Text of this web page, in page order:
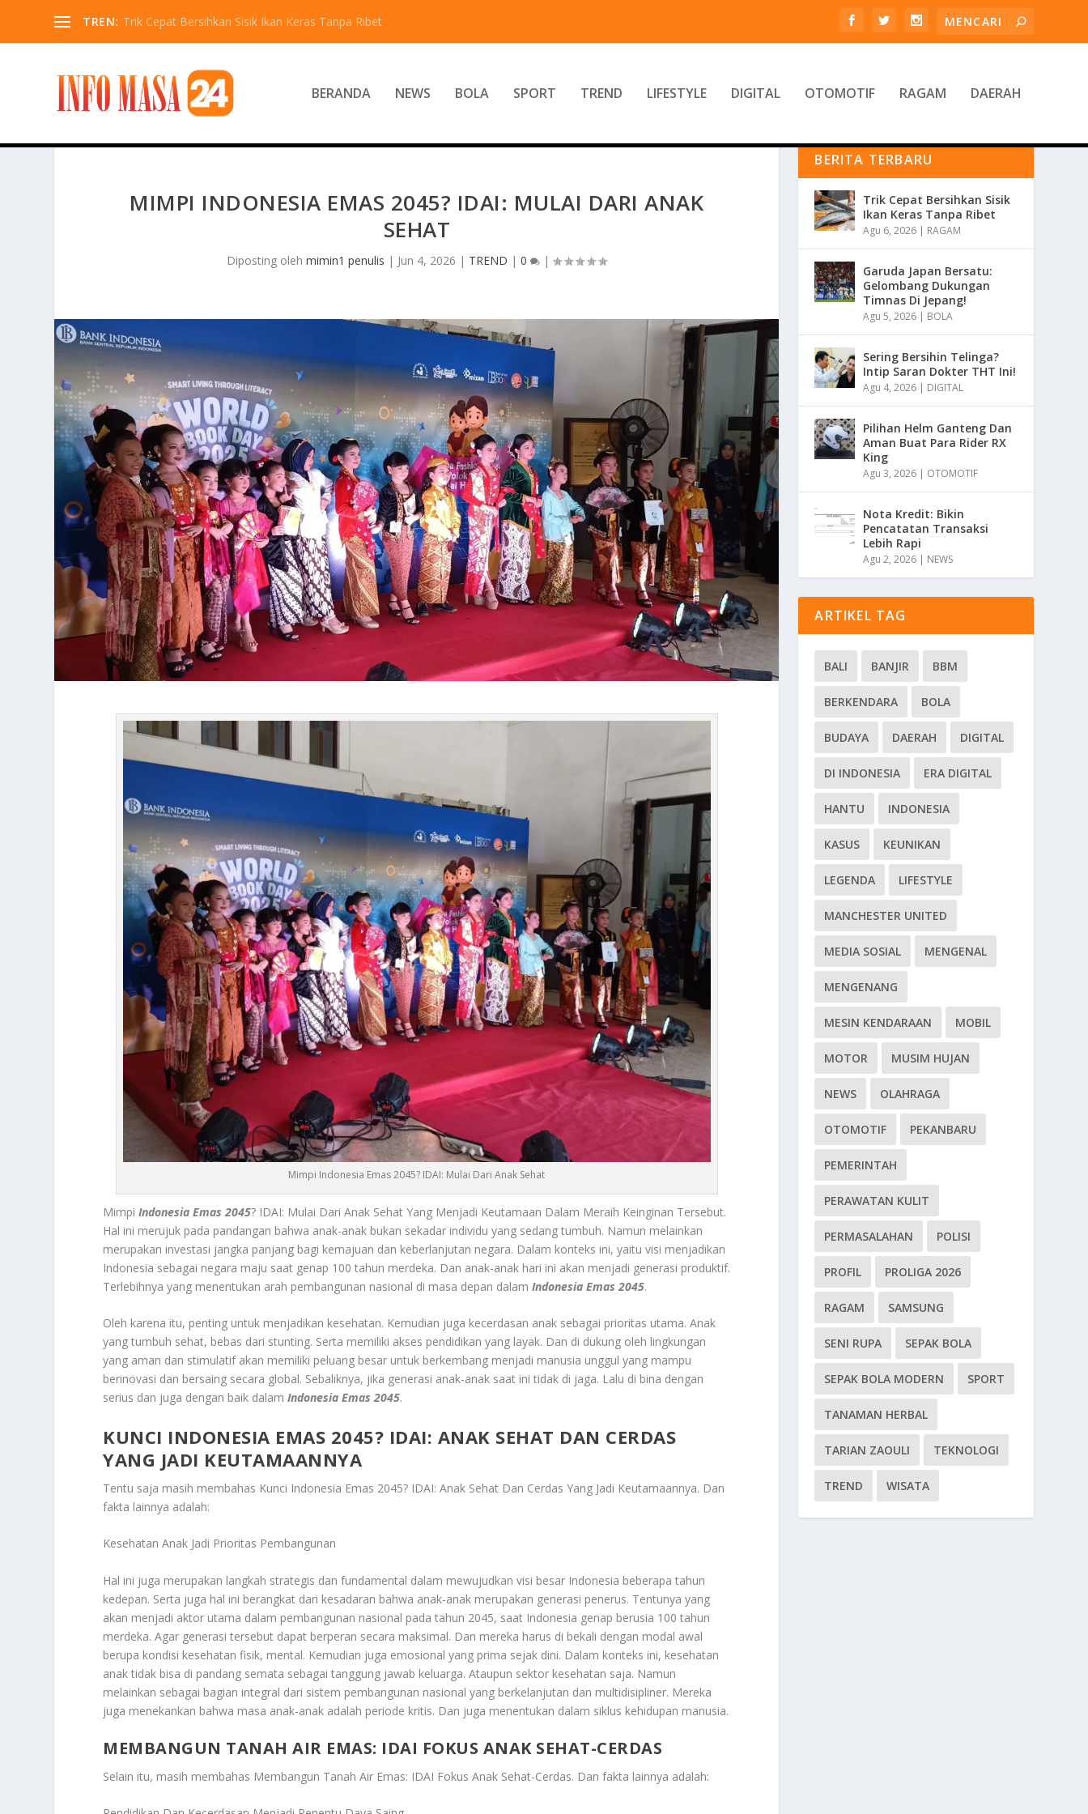
TREN: Trik Cepat Bersihkan Sisik Ikan Keras Tanpa Ribet
BERANDA NEWS BOLA SPORT TREND LIFESTYLE DIGITAL OTOMOTIF RAGAM DAERAH
MIMPI INDONESIA EMAS 2045? IDAI: MULAI DARI ANAK
SEHAT
Diposting olehmimin1 penulis | Jun 4, 2026 | TREND |0 |
Mimpi Indonesia Emas 2045? IDAI: Mulai Dari Anak Sehat
MimpiIndonesia Emas 2045? IDAI: Mulai Dari Anak Sehat Yang Menjadi Keutamaan Dalam Meraih Keinginan Tersebut.
Hal ini merujuk pada pandangan bahwa anak-anak bukan sekadar individu yang sedang tumbuh. Namun melainkan
merupakan investasi jangka panjang bagi kemajuan dan keberlanjutan negara. Dalam konteks ini, yaitu visi menjadikan
Indonesia sebagai negara maju saat genap 100 tahun merdeka. Dan anak-anak hari ini akan menjadi generasi produktif.
Terlebihnya yang menentukan arah pembangunan nasional di masa depan dalamIndonesia Emas 2045.
Oleh karena itu, penting untuk menjadikan kesehatan. Kemudian juga kecerdasan anak sebagai prioritas utama. Anak
yang tumbuh sehat, bebas dari stunting. Serta memiliki akses pendidikan yang layak. Dan di dukung oleh lingkungan
yang aman dan stimulatif akan memiliki peluang besar untuk berkembang menjadi manusia unggul yang mampu
berinovasi dan bersaing secara global. Sebaliknya, jika generasi anak-anak saat ini tidak di jaga. Lalu di bina dengan
serius dan juga dengan baik dalamIndonesia Emas 2045.
KUNCI INDONESIA EMAS 2045? IDAI: ANAK SEHAT DAN CERDAS
YANG JADI KEUTAMAANNYA
Tentu saja masih membahas Kunci Indonesia Emas 2045? IDAI: Anak Sehat Dan Cerdas Yang Jadi Keutamaannya. Dan
fakta lainnya adalah:
Kesehatan Anak Jadi Prioritas Pembangunan
Hal ini juga merupakan langkah strategis dan fundamental dalam mewujudkan visi besar Indonesia beberapa tahun
kedepan. Serta juga hal ini berangkat dari kesadaran bahwa anak-anak merupakan generasi penerus. Tentunya yang
akan menjadi aktor utama dalam pembangunan nasional pada tahun 2045, saat Indonesia genap berusia 100 tahun
merdeka. Agar generasi tersebut dapat berperan secara maksimal. Dan mereka harus di bekali dengan modal awal
berupa kondisi kesehatan fisik, mental. Kemudian juga emosional yang prima sejak dini. Dalam konteks ini, kesehatan
anak tidak bisa di pandang semata sebagai tanggung jawab keluarga. Ataupun sektor kesehatan saja. Namun
melainkan sebagai bagian integral dari sistem pembangunan nasional yang berkelanjutan dan multidisipliner. Mereka
juga menekankan bahwa masa anak-anak adalah periode kritis. Dan juga menentukan dalam siklus kehidupan manusia.
MEMBANGUN TANAH AIR EMAS: IDAI FOKUS ANAK SEHAT-CERDAS
Selain itu, masih membahas Membangun Tanah Air Emas: IDAI Fokus Anak Sehat-Cerdas. Dan fakta lainnya adalah:
BERITA TERBARU
Trik Cepat Bersihkan Sisik
Ikan Keras Tanpa Ribet
Agu 6, 2026 | RAGAM
Garuda Japan Bersatu:
Gelombang Dukungan
Timnas Di Jepang!
Agu 5, 2026 | BOLA
Sering Bersihin Telinga?
Intip Saran Dokter THT Ini!
Agu 4, 2026 | DIGITAL
Pilihan Helm Ganteng Dan
Aman Buat Para Rider RX
King
Agu 3, 2026 | OTOMOTIF
Nota Kredit: Bikin
Pencatatan Transaksi
Lebih Rapi
Agu 2, 2026 | NEWS
ARTIKEL TAG
BALI BANJIR BBM
BERKENDARA BOLA
BUDAYA DAERAH DIGITAL
DI INDONESIA ERA DIGITAL
HANTU INDONESIA
KASUS KEUNIKAN
LEGENDA LIFESTYLE
MANCHESTER UNITED
MEDIA SOSIAL MENGENAL
MENGENANG
MESIN KENDARAAN MOBIL
MOTOR MUSIM HUJAN
NEWS OLAHRAGA
OTOMOTIF PEKANBARU
PEMERINTAH
PERAWATAN KULIT
PERMASALAHAN POLISI
PROFIL PROLIGA 2026
RAGAM SAMSUNG
SENI RUPA SEPAK BOLA
SEPAK BOLA MODERN SPORT
TANAMAN HERBAL
TARIAN ZAOULI TEKNOLOGI
TREND WISATA